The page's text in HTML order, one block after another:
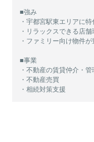
■強み
・宇都宮駅東エリアに
・リラックスできる店舗
・ファミリー向け物件が
■事業
・不動産の賃貸仲介・管
・不動産売買
・相続対策支援